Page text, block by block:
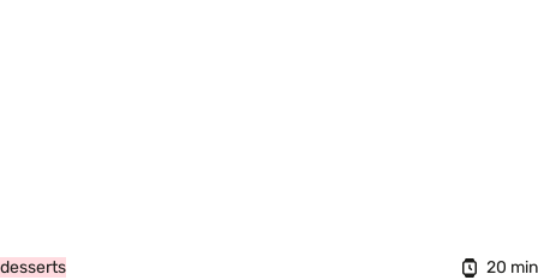
desserts 20 min